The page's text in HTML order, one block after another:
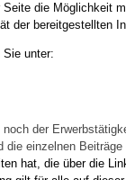
die Möglichkeit
der bereitgestellten
unter:
der
einzelnen Beiträge
hat, die über die